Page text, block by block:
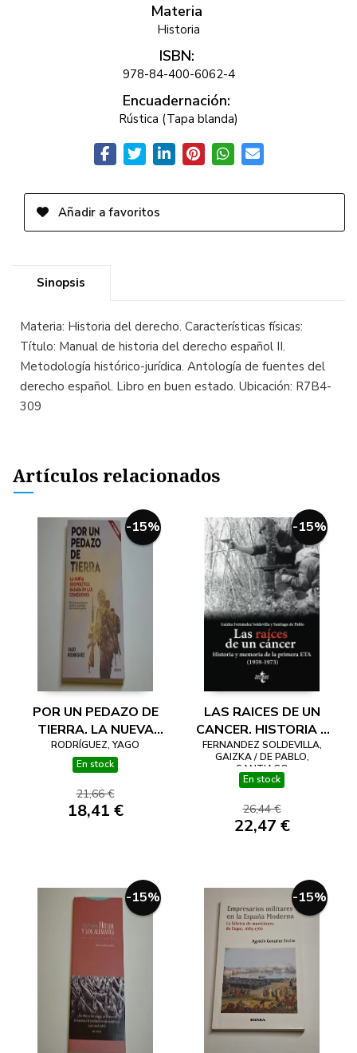
Materia
Historia
ISBN:
978-84-400-6062-4
Encuadernación:
Rústica (Tapa blanda)
Añadir a favoritos
Sinopsis
Materia: Historia del derecho. Características físicas:
Título: Manual de historia del derecho español II.
Metodología histórico-jurídica. Antología de fuentes del
derecho español. Libro en buen estado. Ubicación: R7B4-
309
Artículos relacionados
-15%
POR UN PEDAZO DE
TIERRA. LA NUEVA
GEOPOLÍTICA
BASADA EN LAS
RODRÍGUEZ, YAGO
En stock
21,66 €
18,41 €
-15%
LAS RAICES DE UN
CANCER. HISTORIA Y
MEMORIA DE LA
PRIMERA ETA (1959-
1973)
FERNANDEZ SOLDEVILLA,
GAIZKA / DE PABLO,
SANTIAGO
En stock
26,44 €
22,47 €
-15% -15%